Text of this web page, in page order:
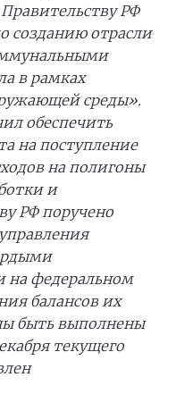
РФ
созданию отрасли
в рамках
среды».
обеспечить
на поступление
на полигоны
и
РФ поручено
федеральном
балансов их
быть выполнены
текущего